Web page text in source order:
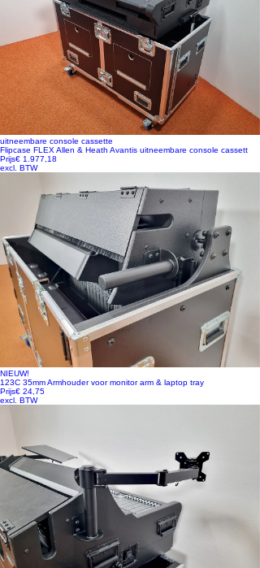
uitneembare console cassette
Flipcase FLEX Allen & Heath Avantis uitneembare console cassett
Prijs€ 1.977,18
excl. BTW
NIEUW!
123C 35mm Armhouder voor monitor arm & laptop tray
Prijs€ 24,75
excl. BTW